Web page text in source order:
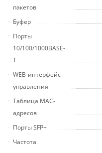
пакетов
Буфер
Порты
10/100/1000BASE-
T
WEB-интерфейс
управления
Таблица MAC-
адресов
Порты SFP+
Частота